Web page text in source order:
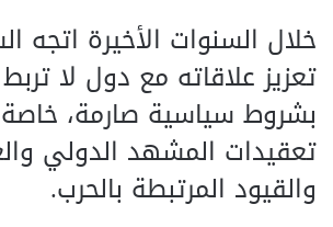
خلال السنوات الأخيرة اتجه
تعزيز علاقاته مع دول لا
بشروط سياسية صارمة،
تعقيدات المشهد الدولي
والقيود المرتبطة بالحرب.